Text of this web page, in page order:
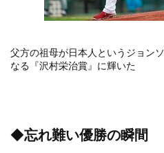
父方の祖母が日本人というジョン
なる『沢村栄治賞』に輝いた
◆忘れ難い優勝の瞬間